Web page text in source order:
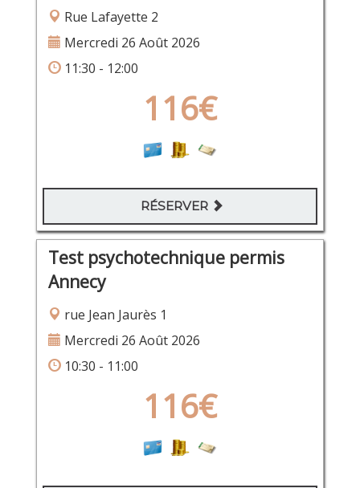
Rue Lafayette 2
Mercredi 26 Août 2026
11:30 - 12:00
116€
RÉSERVER
Test psychotechnique permis
Annecy
rue Jean Jaurès 1
Mercredi 26 Août 2026
10:30 - 11:00
116€